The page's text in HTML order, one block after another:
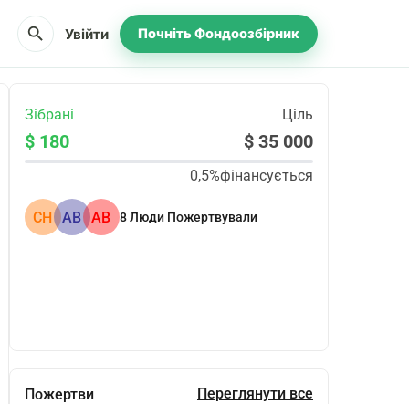
search Увійти Почніть Фондоозбірник
Зібрані Ціль
$ 180 $ 35 000
0,5%фінансується
CH АВ АВ 8Люди Пожертвували
Пожертви Переглянути все